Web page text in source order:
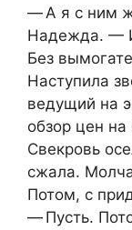
— А я с ним
Надежда. —
Без
Наступила
ведущий на
обзор цен
Свекровь
сжала.
Потом, с
— Пусть.